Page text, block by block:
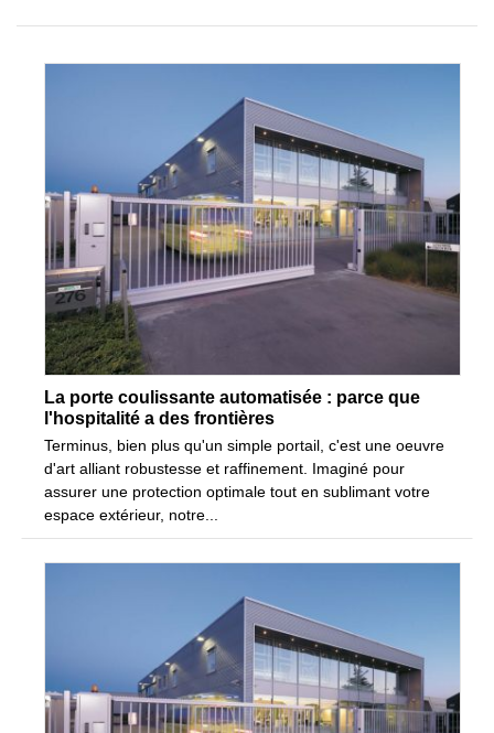
La porte coulissante automatisée : parce que
l'hospitalité a des frontières
Terminus, bien plus qu'un simple portail, c'est une oeuvre
d'art alliant robustesse et raffinement. Imaginé pour
assurer une protection optimale tout en sublimant votre
espace extérieur, notre...